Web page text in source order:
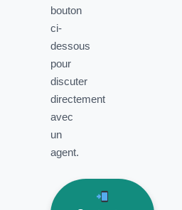
bouton
ci-
dessous
pour
discuter
directement
avec
un
agent.